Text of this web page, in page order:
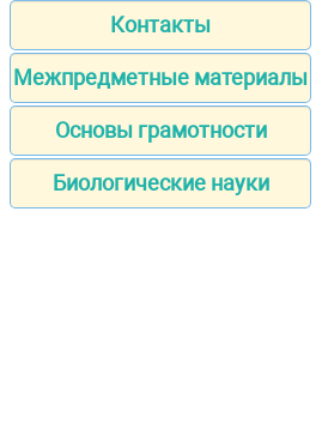
Контакты
Межпредметные материалы
Основы грамотности
Биологические науки